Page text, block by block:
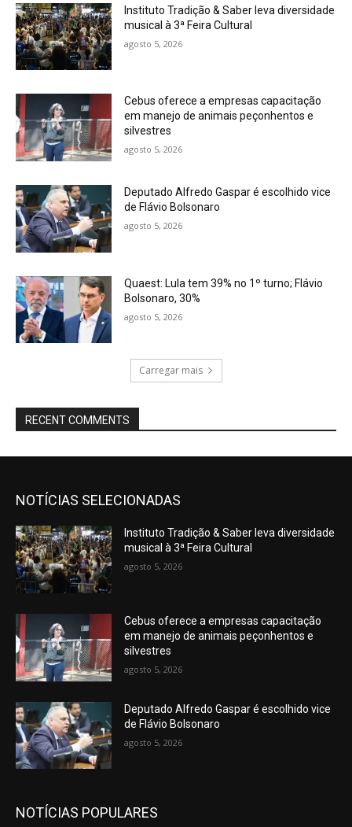
Instituto Tradição & Saber leva diversidade
musical à 3ª Feira Cultural
agosto 5, 2026
Cebus oferece a empresas capacitação
em manejo de animais peçonhentos e
silvestres
agosto 5, 2026
Deputado Alfredo Gaspar é escolhido vice
de Flávio Bolsonaro
agosto 5, 2026
Quaest: Lula tem 39% no 1º turno; Flávio
Bolsonaro, 30%
agosto 5, 2026
Carregar mais
RECENT COMMENTS
NOTÍCIAS SELECIONADAS
Instituto Tradição & Saber leva diversidade
musical à 3ª Feira Cultural
agosto 5, 2026
Cebus oferece a empresas capacitação
em manejo de animais peçonhentos e
silvestres
agosto 5, 2026
Deputado Alfredo Gaspar é escolhido vice
de Flávio Bolsonaro
agosto 5, 2026
NOTÍCIAS POPULARES